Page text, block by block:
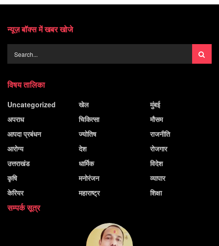
न्यूज़ बॉक्स में खबर खोजे
विषय तालिका
Uncategorized
अपराध
आपदा प्रबंधन
आरोग्य
उत्तराखंड
कृषि
केरियर
खेल
चिकित्सा
ज्योतिष
देश
धार्मिक
मनोरंजन
महाराष्ट्र
मुंबई
मौसम
राजनीति
रोजगार
विदेश
व्यापार
शिक्षा
सम्पर्क सूत्र